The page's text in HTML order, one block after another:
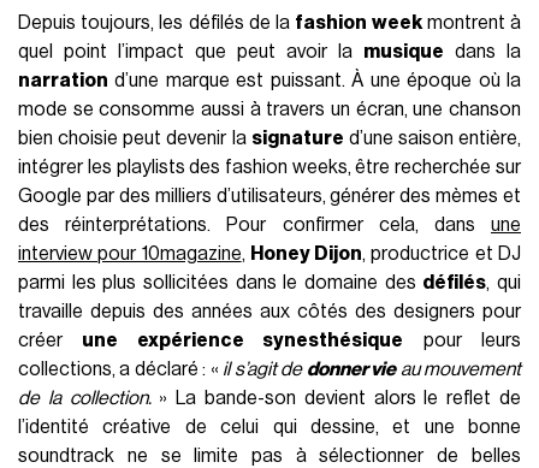
Depuis toujours, les défilés de la fashion weekmontrent à
quel point l’impact que peut avoir la musique dans la
narration d’une marque est puissant. À une époque où la
mode se consomme aussi à travers un écran, une chanson
bien choisie peut devenir la signature d’une saison entière,
intégrer les playlists des fashion weeks, être recherchée sur
Google par des milliers d’utilisateurs, générer des mèmes et
des réinterprétations. Pour confirmer cela, dans une
interview pour 10magazine, Honey Dijon, productrice et DJ
parmi les plus sollicitées dans le domaine des défilés, qui
travaille depuis des années aux côtés des designers pour
créer une expérience synesthésique pour leurs
collections, a déclaré : « il s’agit de donner vieau mouvement
de la collection.» La bande-son devient alors le reflet de
l’identité créative de celui qui dessine, et une bonne
soundtrack ne se limite pas à sélectionner de belles